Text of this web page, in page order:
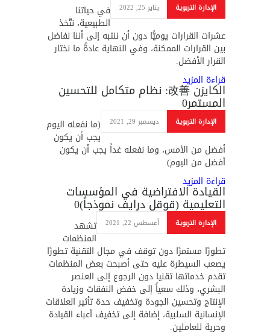
الإدارة التربوية يناير 25, 2022 في حياتنا
الطبيعية، نتّخذ
عشرات القرارات يوميًّا دون أن ننتبه إلى أننا نفاضل
بين القرارات الممكنة، وفي النهاية عادةً ما نختار
القرار الأفضل.
قراءة المزيد
الكايزن 改善: نظام متكامل للتحسين
المستمر0
الإدارة التربوية ديسمبر 29, 2021 (ما نفعله اليوم
يجب أن يكون
أفضل من الأمس، وما نفعله غداً يجب أن يكون
أفضل من اليوم)
قراءة المزيد
القيادة الافتراضية في المؤسسات
التعليمية (قوقل درايف نموذجاً)0
الإدارة التربوية أغسطس 22, 2021 تشهد
المنظمات
تطورًا مستمرًا دون توقف في مجال التقنية تطورًا
يصعب السيطرة عليه حتى أصبحت بعض المنظمات
تقدم خدماتها تقنيا دون الرجوع إلى العنصر
البشري، وذلك سعياً إلى خفض النفقات وزيادة
الإنتاج وتحسين الجودة وتخفيف حدة تأثير العلاقات
الإنسانية السلبية، إضافة إلى تخفيف أعباء القيادة
وحرية للعاملين.